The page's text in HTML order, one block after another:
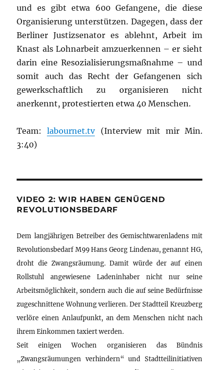
und es gibt etwa 600 Gefangene, die diese
Organisierung unterstützen. Dagegen, dass der
Berliner Justizsenator es ablehnt, Arbeit im
Knast als Lohnarbeit amzuerkennen – er sieht
darin eine Resozialisierungsmaßnahme – und
somit auch das Recht der Gefangenen sich
gewerkschaftlich zu organisieren nicht
anerkennt, protestierten etwa 40 Menschen.
Team:labournet.tv(Interview mit mir Min.
3:40)
VIDEO 2: WIR HABEN GENÜGEND
REVOLUTIONSBEDARF
Dem langjährigen Betreiber des Gemischtwarenladens mit
Revolutionsbedarf M99 Hans Georg Lindenau, genannt HG,
droht die Zwangsräumung. Damit würde der auf einen
Rollstuhl angewiesene Ladeninhaber nicht nur seine
Arbeitsmöglichkeit, sondern auch die auf seine Bedürfnisse
zugeschnittene Wohnung verlieren. Der Stadtteil Kreuzberg
verlöre einen Anlaufpunkt, an dem Menschen nicht nach
ihrem Einkommen taxiert werden.
Seit einigen Wochen organisieren das Bündnis
„Zwangsräumungen verhindern“ und Stadtteilinitiativen